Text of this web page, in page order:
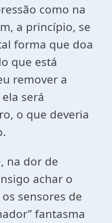
como na
a princípio, se
forma que doa
que está
remover a
será
o que deveria
na dor de
achar o
sensores de
fantasma